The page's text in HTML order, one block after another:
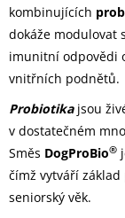
kombinujících
dokáže modulovat
imunitní odpovědi
vnitřních podnětů.
Probiotika jsou
v dostatečném
Směs DogProBio®
čímž vytváří
seniorský věk.